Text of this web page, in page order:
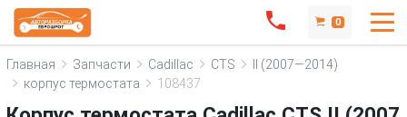
0
Главная Запчасти Cadillac CTS
II (2007—2014)
корпус термостата
108437